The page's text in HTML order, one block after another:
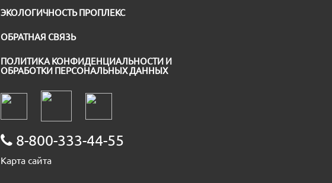
ЭКОЛОГИЧНОСТЬ ПРОПЛЕКС
ОБРАТНАЯ СВЯЗЬ
ПОЛИТИКА КОНФИДЕНЦИАЛЬНОСТИ И
ОБРАБОТКИ ПЕРСОНАЛЬНЫХ ДАННЫХ
8-800-333-44-55
Карта сайта